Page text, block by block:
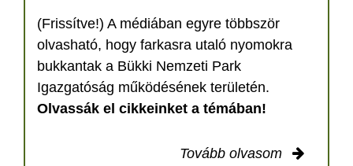
(Frissítve!) A médiában egyre többször
olvasható, hogy farkasra utaló nyomokra
bukkantak a Bükki Nemzeti Park
Igazgatóság működésének területén.
Olvassák el cikkeinket a témában!
Tovább olvasom